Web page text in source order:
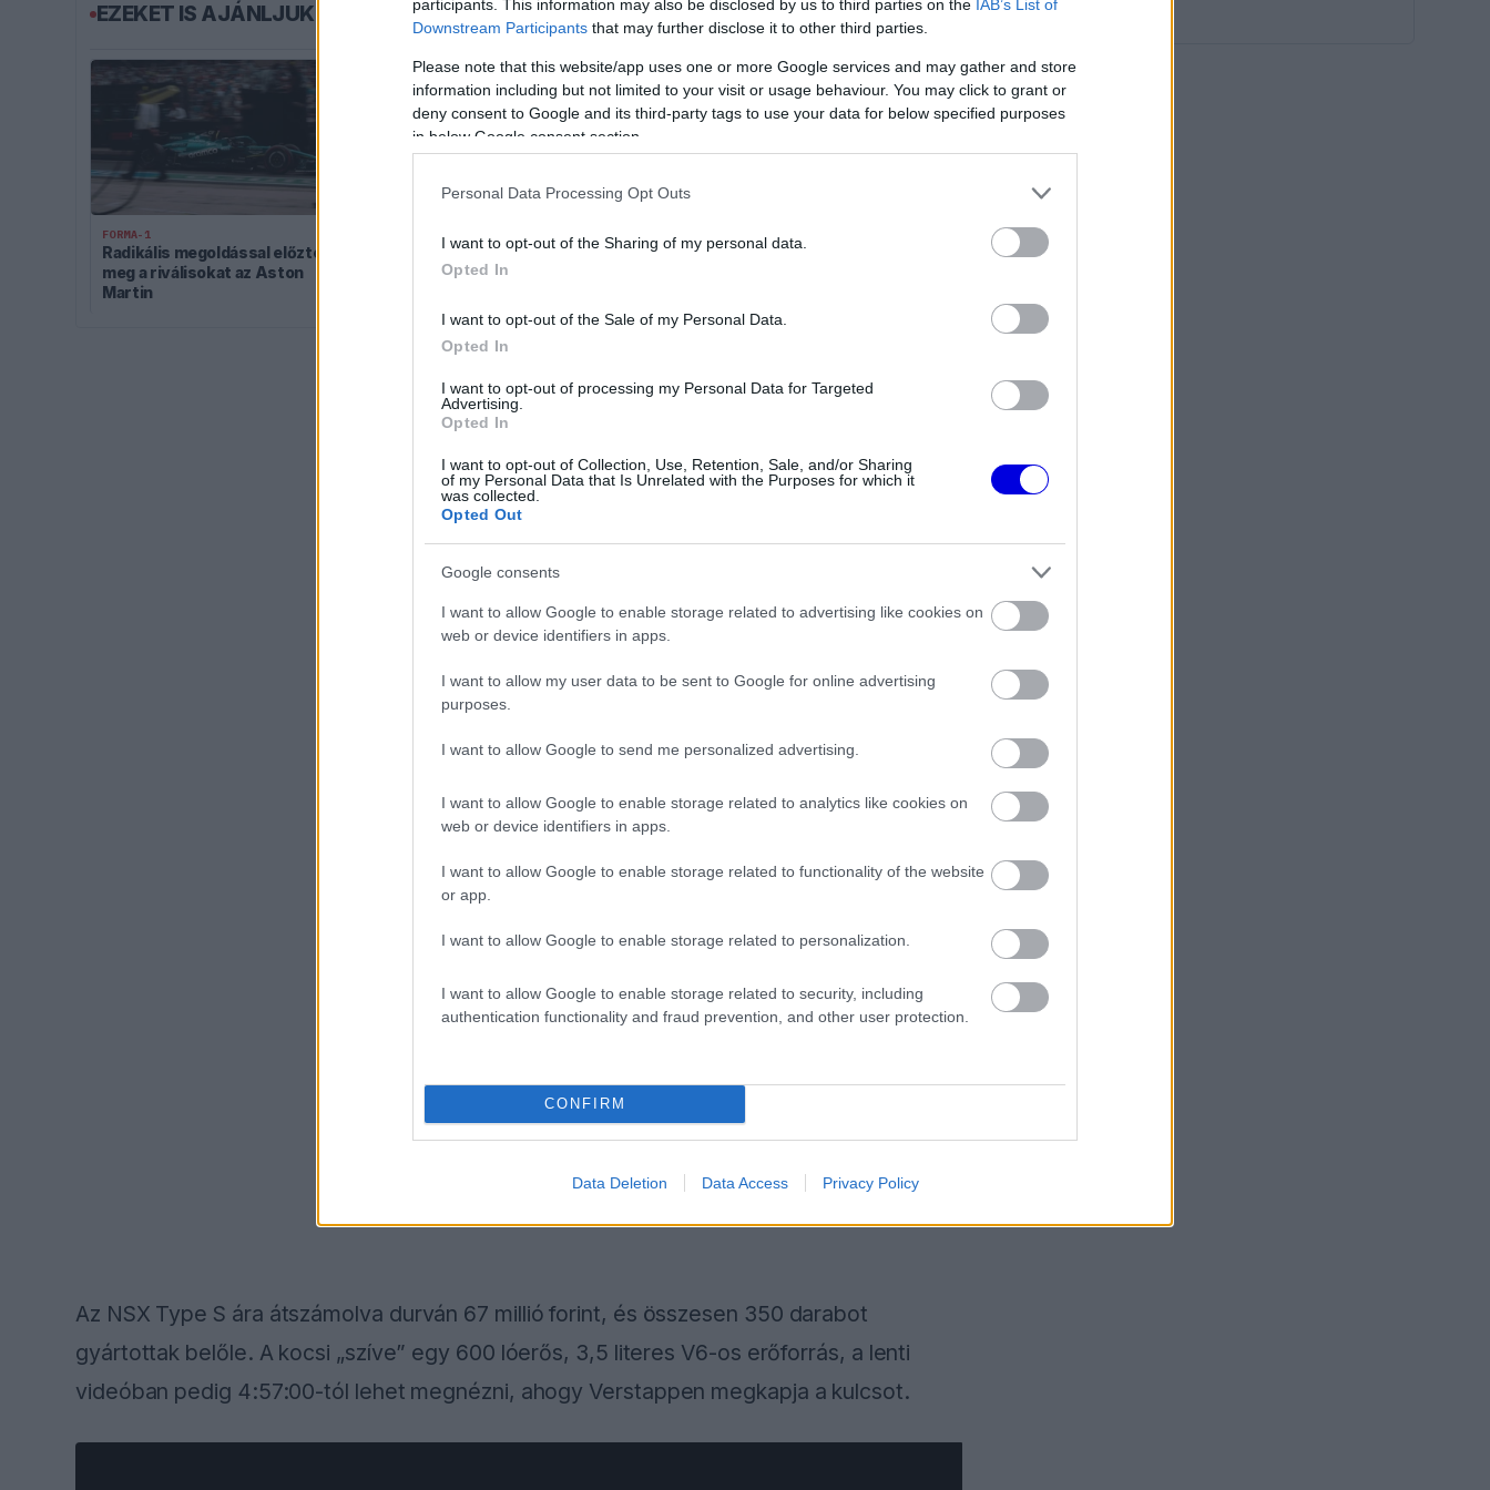
participants. This information may also be disclosed by us to third parties on the IAB’s List of
Downstream Participants that may further disclose it to other third parties.
Please note that this website/app uses one or more Google services and may gather and store
information including but not limited to your visit or usage behaviour. You may click to grant or
deny consent to Google and its third-party tags to use your data for below specified purposes
in below Google consent section.
Personal Data Processing Opt Outs
I want to opt-out of the Sharing of my personal data.
Opted In
I want to opt-out of the Sale of my Personal Data.
Opted In
I want to opt-out of processing my Personal Data for Targeted
Advertising.
Opted In
I want to opt-out of Collection, Use, Retention, Sale, and/or Sharing
of my Personal Data that Is Unrelated with the Purposes for which it
was collected.
Opted Out
Google consents
I want to allow Google to enable storage related to advertising like cookies on
web or device identifiers in apps.
I want to allow my user data to be sent to Google for online advertising
purposes.
I want to allow Google to send me personalized advertising.
I want to allow Google to enable storage related to analytics like cookies on
web or device identifiers in apps.
I want to allow Google to enable storage related to functionality of the website
or app.
I want to allow Google to enable storage related to personalization.
I want to allow Google to enable storage related to security, including
authentication functionality and fraud prevention, and other user protection.
CONFIRM
Data Deletion Data Access Privacy Policy
EZEKET IS AJÁNLJUK
FORMA-1
Radikális megoldással előzte
meg a riválisokat az Aston
Martin
Sainz visszatérne a Red Bullhoz,
ahol a győzelemért harcolhatna
Minden lapját egyetlen pilótára
Az NSX Type S ára átszámolva durván 67 millió forint, és összesen 350 darabot
gyártottak belőle. A kocsi „szíve” egy 600 lóerős, 3,5 literes V6-os erőforrás, a lenti
videóban pedig 4:57:00-tól lehet megnézni, ahogy Verstappen megkapja a kulcsot.